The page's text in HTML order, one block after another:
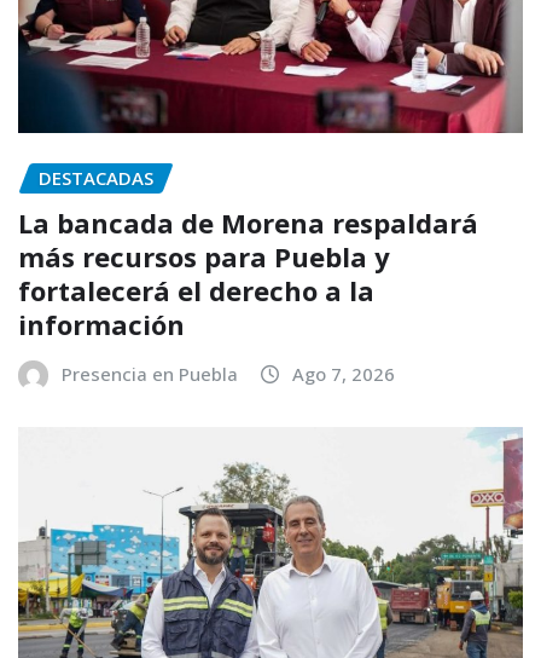
DESTACADAS
La bancada de Morena respaldará
más recursos para Puebla y
fortalecerá el derecho a la
información
Presencia en Puebla Ago 7, 2026